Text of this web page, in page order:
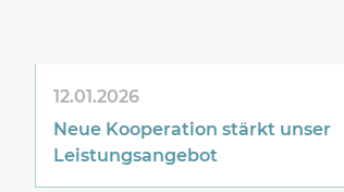
12.01.2026
Neue Kooperation stärkt unser
Leistungsangebot